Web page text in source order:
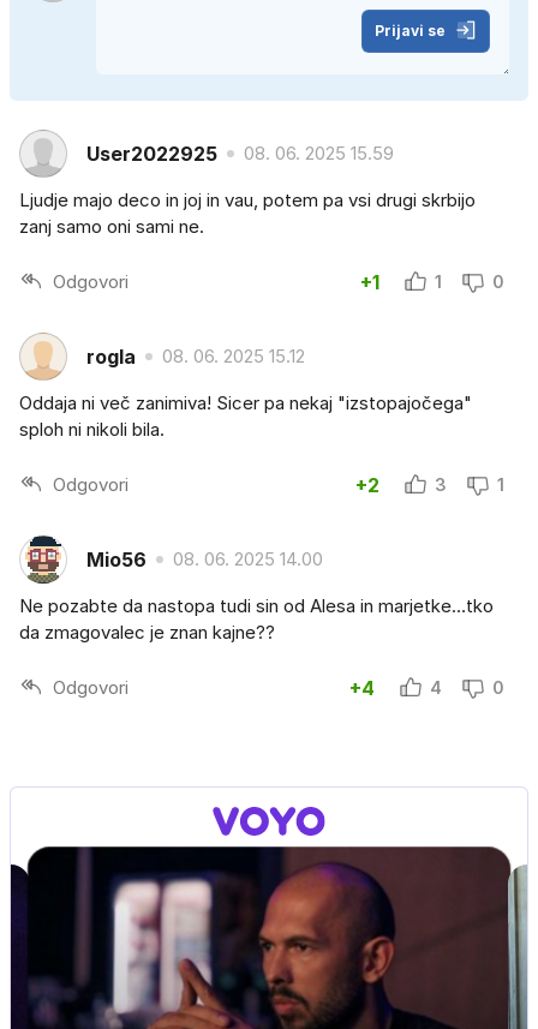
Prijavi se
User2022925 08. 06. 2025 15.59
Ljudje majo deco in joj in vau, potem pa vsi drugi skrbijo
zanj samo oni sami ne.
Odgovori +1 1 0
rogla 08. 06. 2025 15.12
Oddaja ni več zanimiva! Sicer pa nekaj "izstopajočega"
sploh ni nikoli bila.
Odgovori +2 3 1
Mio56 08. 06. 2025 14.00
Ne pozabte da nastopa tudi sin od Alesa in marjetke…tko
da zmagovalec je znan kajne??
Odgovori +4 4 0